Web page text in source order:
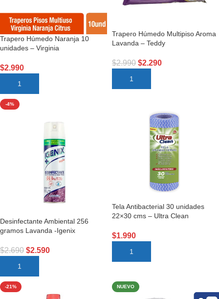
Trapero Húmedo Naranja 10
unidades – Virginia
$2.990
AÑADIR AL CARRITO
Trapero Húmedo Multipiso Aroma
Lavanda – Teddy
$2.990 $2.290
AÑADIR AL CARRITO
-4%
Desinfectante Ambiental 256
gramos Lavanda -Igenix
$2.690 $2.590
AÑADIR AL CARRITO
Tela Antibacterial 30 unidades
22×30 cms – Ultra Clean
$1.990
AÑADIR AL CARRITO
-21% NUEVO